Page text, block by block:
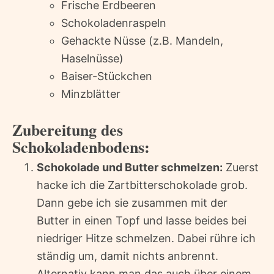
Frische Erdbeeren
Schokoladenraspeln
Gehackte Nüsse (z.B. Mandeln,
Haselnüsse)
Baiser-Stückchen
Minzblätter
Zubereitung des
Schokoladenbodens:
Schokolade und Butter schmelzen: Zuerst
hacke ich die Zartbitterschokolade grob.
Dann gebe ich sie zusammen mit der
Butter in einen Topf und lasse beides bei
niedriger Hitze schmelzen. Dabei rühre ich
ständig um, damit nichts anbrennt.